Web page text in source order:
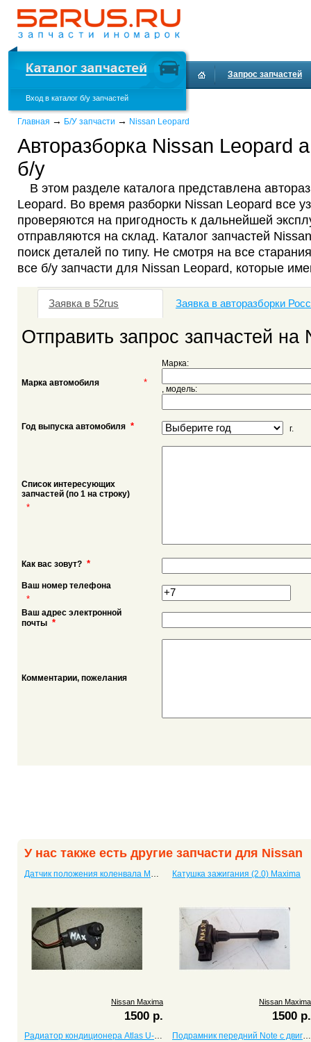
Вход в каталог б/у запчастей
Запрос запчастей
Главная → Б/У запчасти → Nissan Leopard
Авторазборка Nissan Leopard
б/у
В этом разделе каталога представлена
Leopard. Во время разборки Nissan Leopard все
проверяются на пригодность к дальнейшей
отправляются на склад. Каталог запчастей
поиск деталей по типу. Не смотря на все
все б/у запчасти для Nissan Leopard, которые
Заявка в 52rus Заявка в авторазборки
Отправить запрос запчастей на
Марка автомобиля *
Марка:
, модель:
Год выпуска автомобиля * г.
Список интересующих
запчастей (по 1 на строку)
*
Как вас зовут? *
Ваш номер телефона
*
Ваш адрес электронной
почты *
Комментарии, пожелания
У нас также есть другие запчасти для Nissan
Датчик положения коленвала Maxima
Nissan Maxima
1500 р.
Катушка зажигания (2.0) Maxima
Nissan Maxima
1500 р.
Радиатор кондиционера Atlas U-AMF 22 Подрамник передний Note с двигателем СR14DE